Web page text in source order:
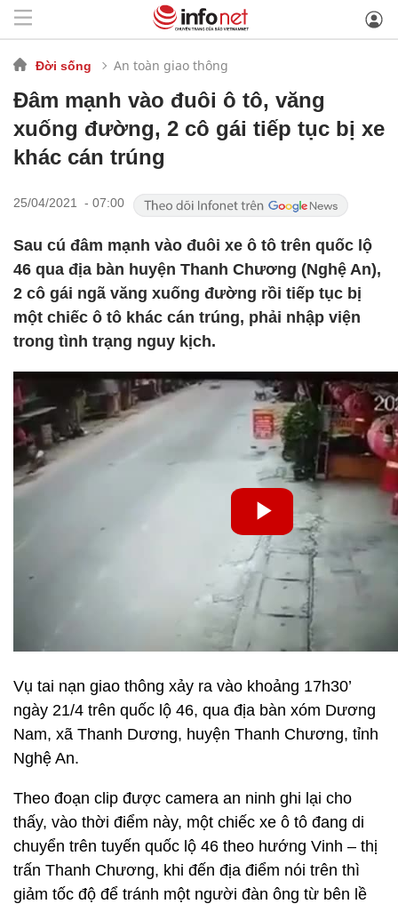
Đời sống An toàn giao thông
Đâm mạnh vào đuôi ô tô, văng
xuống đường, 2 cô gái tiếp tục bị xe
khác cán trúng
25/04/2021 - 07:00
Sau cú đâm mạnh vào đuôi xe ô tô trên quốc lộ
46 qua địa bàn huyện Thanh Chương (Nghệ An),
2 cô gái ngã văng xuống đường rồi tiếp tục bị
một chiếc ô tô khác cán trúng, phải nhập viện
trong tình trạng nguy kịch.
Vụ tai nạn giao thông xảy ra vào khoảng 17h30’
ngày 21/4 trên quốc lộ 46, qua địa bàn xóm Dương
Nam, xã Thanh Dương, huyện Thanh Chương, tỉnh
Nghệ An.
Theo đoạn clip được camera an ninh ghi lại cho
thấy, vào thời điểm này, một chiếc xe ô tô đang di
chuyển trên tuyến quốc lộ 46 theo hướng Vinh – thị
trấn Thanh Chương, khi đến địa điểm nói trên thì
giảm tốc độ để tránh một người đàn ông từ bên lề